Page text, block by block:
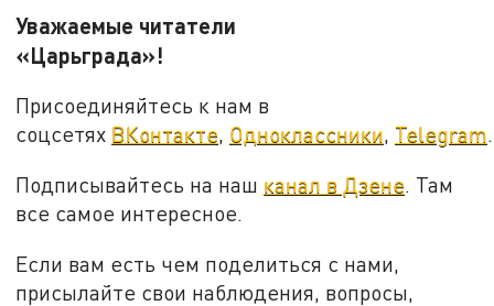
Уважаемые читатели
«Царьграда»!
Присоединяйтесь к нам в
соцсетях ВКонтакте, Одноклассники, Telegram.
Подписывайтесь на наш канал в Дзене. Там
все самое интересное.
Если вам есть чем поделиться с нами,
присылайте свои наблюдения, вопросы,